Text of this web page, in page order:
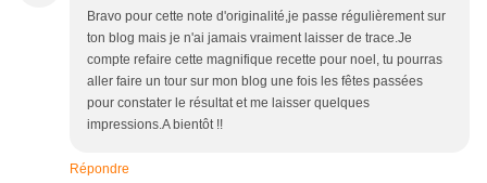
Bravo pour cette note d'originalité,je passe régulièrement sur
ton blog mais je n'ai jamais vraiment laisser de trace.Je
compte refaire cette magnifique recette pour noel, tu pourras
aller faire un tour sur mon blog une fois les fêtes passées
pour constater le résultat et me laisser quelques
impressions.A bientôt !!
Répondre